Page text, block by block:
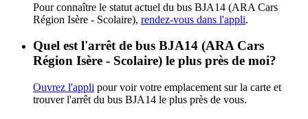
Pour connaître le statut actuel du bus BJA14 (ARA Cars
Région Isère - Scolaire), rendez-vous dans l'appli.
Quel est l'arrêt de bus BJA14 (ARA Cars
Région Isère - Scolaire) le plus près de moi?
Ouvrez l'appli pour voir votre emplacement sur la carte et
trouver l'arrêt du bus BJA14 le plus près de vous.